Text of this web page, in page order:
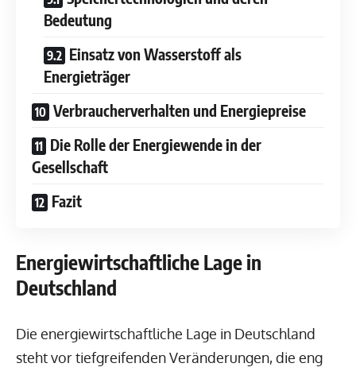
Bedeutung
Einsatz von Wasserstoff als
Energieträger
Verbraucherverhalten und Energiepreise
Die Rolle der Energiewende in der
Gesellschaft
Fazit
Energiewirtschaftliche Lage in
Deutschland
Die energiewirtschaftliche Lage in Deutschland
steht vor tiefgreifenden Veränderungen, die eng